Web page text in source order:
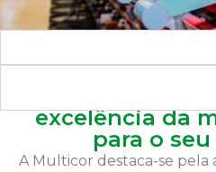
excelência da
para o
A Multicor destaca-se